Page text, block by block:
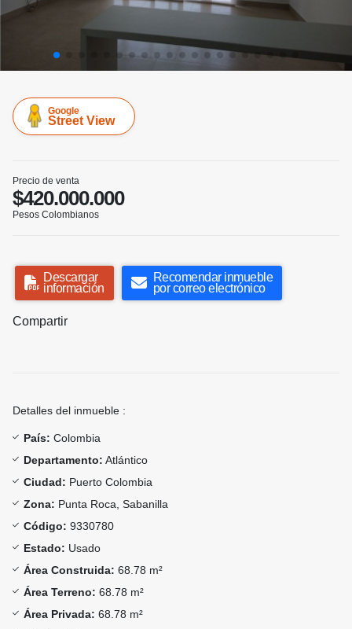
Google
Street View
Precio de venta
$420.000.000
Pesos Colombianos
Descargar
información
Recomendar inmueble
por correo electrónico
Compartir
Detalles del inmueble :
País: Colombia
Departamento: Atlántico
Ciudad: Puerto Colombia
Zona: Punta Roca, Sabanilla
Código: 9330780
Estado: Usado
Área Construida: 68.78 m²
Área Terreno: 68.78 m²
Área Privada: 68.78 m²